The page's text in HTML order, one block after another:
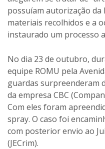
possuíam autorização
materiais recolhidos e a
instaurado um processo
No dia 23 de outubro,
equipe ROMU pela
guardas surpreenderam
da empresa CBC
Com eles foram
spray. O caso foi
com posterior envio ao
(JECrim).